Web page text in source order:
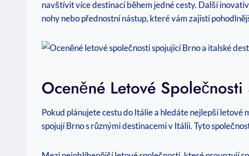
navštívit více destinací během jedné cesty. Další
nohy nebo přednostní nástup, které vám zajistí
Oceněné Letové
Pokud plánujete cestu do Itálie a hledáte nejlepší letové
spojují Brno s různými destinacemi v Itálii. Tyto